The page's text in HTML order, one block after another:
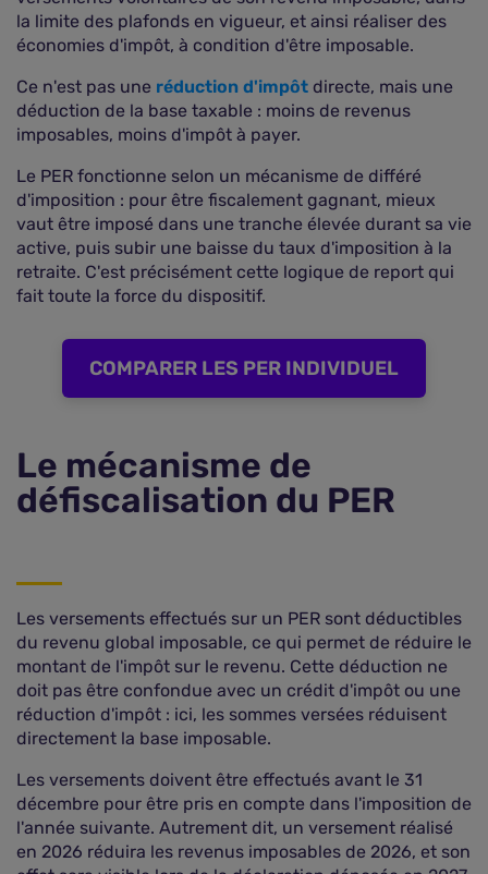
la limite des plafonds en vigueur, et ainsi réaliser des
économies d'impôt, à condition d'être imposable.
Ce n'est pas une réduction d'impôt directe, mais une
déduction de la base taxable : moins de revenus
imposables, moins d'impôt à payer.
Le PER fonctionne selon un mécanisme de différé
d'imposition : pour être fiscalement gagnant, mieux
vaut être imposé dans une tranche élevée durant sa vie
active, puis subir une baisse du taux d'imposition à la
retraite. C'est précisément cette logique de report qui
fait toute la force du dispositif.
COMPARER LES PER INDIVIDUEL
Le mécanisme de
défiscalisation du PER
Les versements effectués sur un PER sont déductibles
du revenu global imposable, ce qui permet de réduire le
montant de l'impôt sur le revenu. Cette déduction ne
doit pas être confondue avec un crédit d'impôt ou une
réduction d'impôt : ici, les sommes versées réduisent
directement la base imposable.
Les versements doivent être effectués avant le 31
décembre pour être pris en compte dans l'imposition de
l'année suivante. Autrement dit, un versement réalisé
en 2026 réduira les revenus imposables de 2026, et son